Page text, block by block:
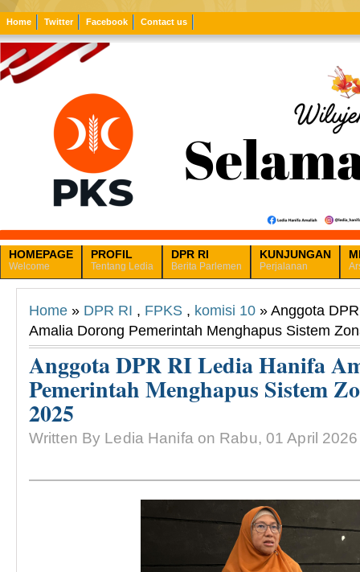
Home Twitter Facebook Contact us
HOMEPAGE
Welcome
PROFIL
Tentang Ledia
DPR RI
Berita Parlemen
KUNJUNGAN
Perjalanan
Home » DPR RI , FPKS , komisi 10 » Anggota
Amalia Dorong Pemerintah Menghapus Sistem
Anggota DPR RI Ledia Hanifa
Pemerintah Menghapus Sistem
2025
Written By Ledia Hanifa on Rabu, 01 April